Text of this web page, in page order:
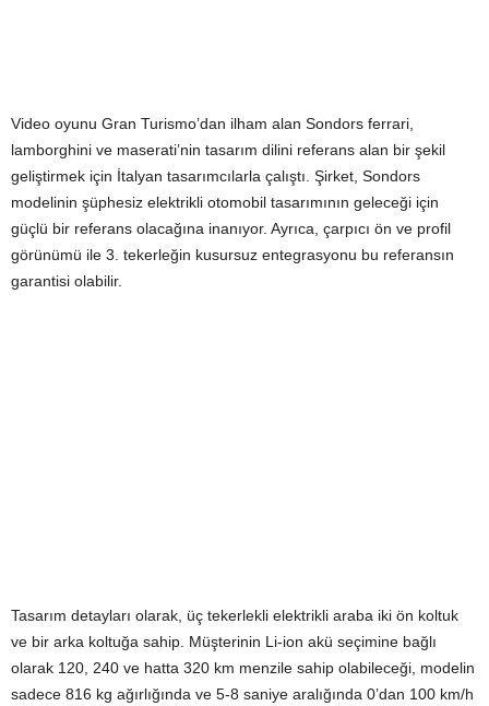
Video oyunu Gran Turismo’dan ilham alan Sondors ferrari,
lamborghini ve maserati’nin tasarım dilini referans alan bir şekil
geliştirmek için İtalyan tasarımcılarla çalıştı. Şirket, Sondors
modelinin şüphesiz elektrikli otomobil tasarımının geleceği için
güçlü bir referans olacağına inanıyor. Ayrıca, çarpıcı ön ve profil
görünümü ile 3. tekerleğin kusursuz entegrasyonu bu referansın
garantisi olabilir.
Tasarım detayları olarak, üç tekerlekli elektrikli araba iki ön koltuk
ve bir arka koltuğa sahip. Müşterinin Li-ion akü seçimine bağlı
olarak 120, 240 ve hatta 320 km menzile sahip olabileceği, modelin
sadece 816 kg ağırlığında ve 5-8 saniye aralığında 0’dan 100 km/h